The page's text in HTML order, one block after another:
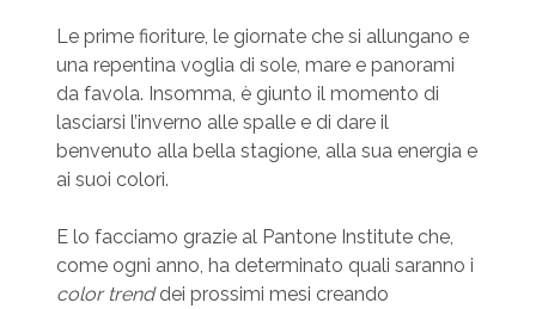
Le prime fioriture, le giornate che si allungano e
una repentina voglia di sole, mare e panorami
da favola. Insomma, è giunto il momento di
lasciarsi l’inverno alle spalle e di dare il
benvenuto alla bella stagione, alla sua energia e
ai suoi colori.
E lo facciamo grazie al Pantone Institute che,
come ogni anno, ha determinato quali saranno i
color trenddei prossimi mesi creando